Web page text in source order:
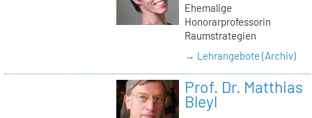
Ehemalige
Honorarprofessorin
Raumstrategien
→ Lehrangebote (Archiv)
Prof. Dr. Matthias
Bleyl